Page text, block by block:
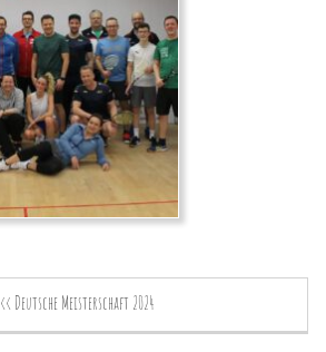
<< Deutsche Meisterschaft 2024